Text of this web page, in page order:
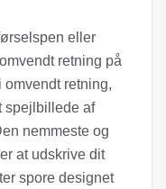
eller
retning på
retning,
spejlbillede af
nemmeste og
at udskrive dit
spore designet